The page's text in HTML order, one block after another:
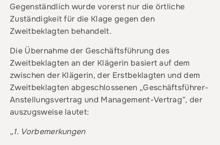
Gegenständlich wurde vorerst nur die örtliche
Zuständigkeit für die Klage gegen den
Zweitbeklagten behandelt.
Die Übernahme der Geschäftsführung des
Zweitbeklagten an der Klägerin basiert auf dem
zwischen der Klägerin, der Erstbeklagten und dem
Zweitbeklagten abgeschlossenen „Geschäftsführer-
Anstellungsvertrag und Management-Vertrag“, der
auszugsweise lautet:
„1. Vorbemerkungen